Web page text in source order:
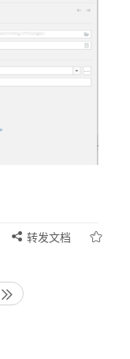
转发文档